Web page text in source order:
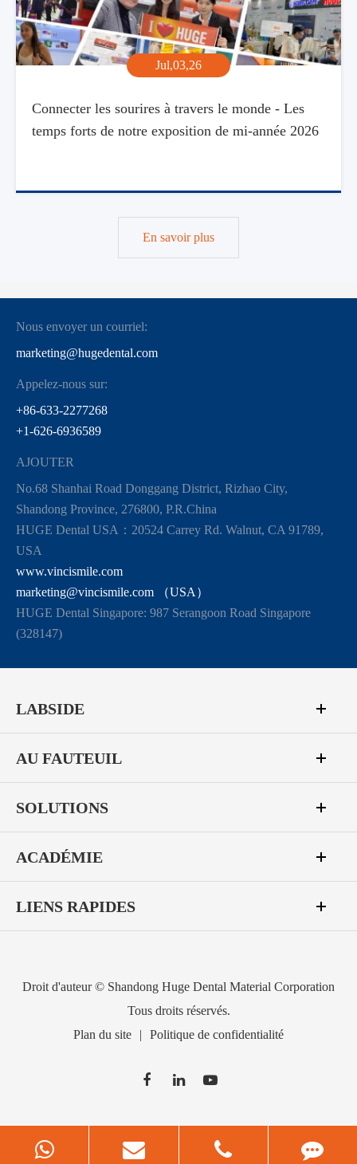
Jul,03,26
Connecter les sourires à travers le monde - Les
temps forts de notre exposition de mi-année 2026
En savoir plus
Nous envoyer un courriel:
marketing@hugedental.com
Appelez-nous sur:
+86-633-2277268
+1-626-6936589
AJOUTER
No.68 Shanhai Road Donggang District, Rizhao City,
Shandong Province, 276800, P.R.China
HUGE Dental USA：20524 Carrey Rd. Walnut, CA 91789,
USA
www.vincismile.com
marketing@vincismile.com （USA）
HUGE Dental Singapore: 987 Serangoon Road Singapore
(328147)
LABSIDE
AU FAUTEUIL
SOLUTIONS
ACADÉMIE
LIENS RAPIDES
Droit d'auteur © Shandong Huge Dental Material Corporation
Tous droits réservés.
Plan du site
| Politique de confidentialité